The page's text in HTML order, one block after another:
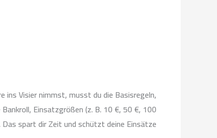
ins Visier nimmst, musst du die Basisregeln,
Einsatzgrößen (z. B. 10 €, 50 €, 100
spart dir Zeit und schützt deine Einsätze.